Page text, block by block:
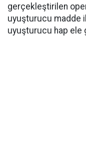
gerçekleştirilen
uyuşturucu madde
uyuşturucu hap ele